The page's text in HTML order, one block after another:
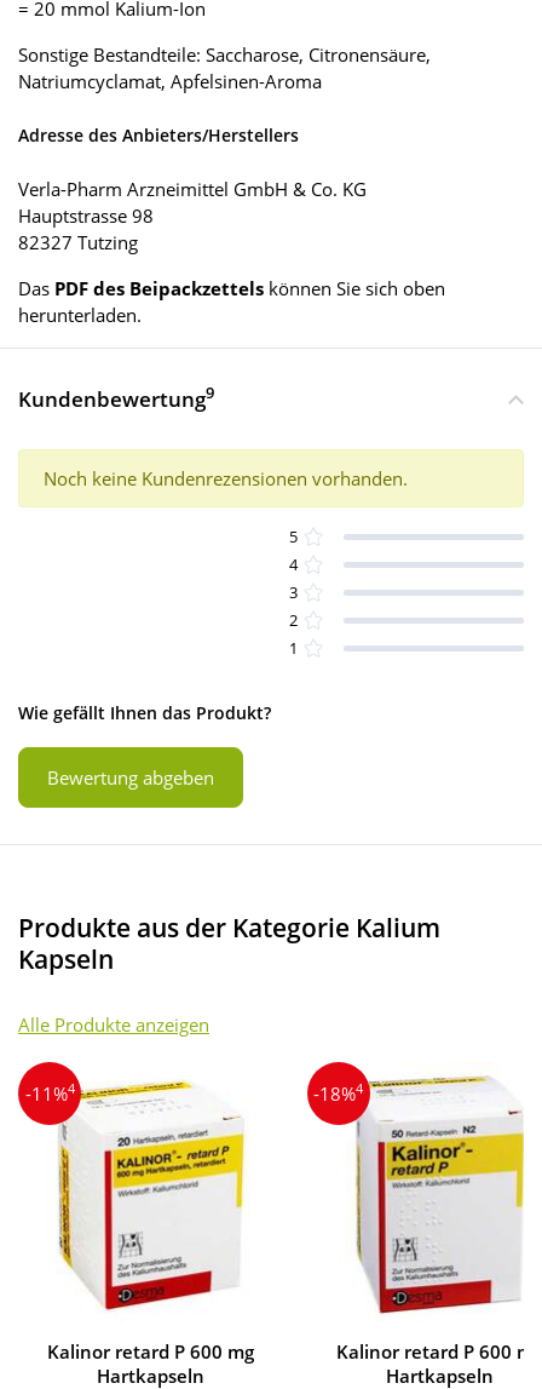
= 20 mmol Kalium-Ion
Sonstige Bestandteile: Saccharose, Citronensäure,
Natriumcyclamat, Apfelsinen-Aroma
Adresse des Anbieters/Herstellers
Verla-Pharm Arzneimittel GmbH & Co. KG
Hauptstrasse 98
82327 Tutzing
Das PDF des Beipackzettels können Sie sich oben
herunterladen.
Kundenbewertung9
Noch keine Kundenrezensionen vorhanden.
5
4
3
2
1
Wie gefällt Ihnen das Produkt?
Bewertung abgeben
Produkte aus der Kategorie Kalium
Kapseln
Alle Produkte anzeigen
-11%4
Kalinor retard P 600 mg
Hartkapseln
-18%4
Kalinor retard P 600 mg
Hartkapseln